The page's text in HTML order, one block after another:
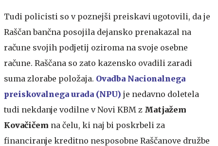
Tudi policisti so v poznejši preiskavi ugotovili, da je
Raščan bančna posojila dejansko prenakazal na
račune svojih podjetij oziroma na svoje osebne
račune. Raščana so zato kazensko ovadili zaradi
suma zlorabe položaja. Ovadba Nacionalnega
preiskovalnega urada (NPU) je nedavno doletela
tudi nekdanje vodilne v Novi KBM z Matjažem
Kovačičem na čelu, ki naj bi poskrbeli za
financiranje kreditno nesposobne Raščanove družbe